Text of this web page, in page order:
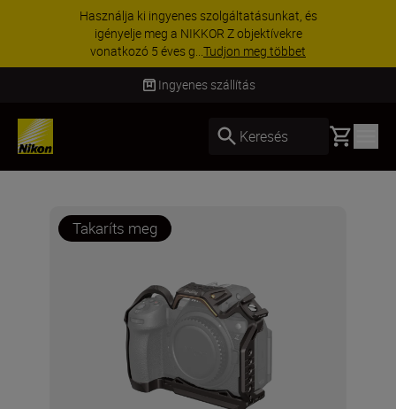
KIEGÉSZÍTŐKRE VONATKOZÓ AKCIÓ | 15%
kedvezmény kiválasztott kiegészítőkre –
egészítse ki még ma a fe...Vásároljon most
Ingyenes szállítás
Keresés Basket
Takaríts meg